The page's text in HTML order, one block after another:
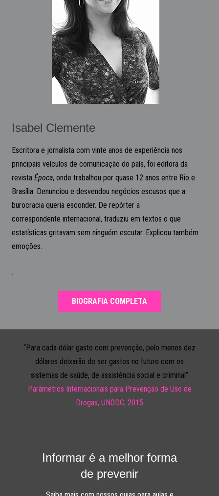
Isabel Clemente
Escritora e jornalista com vinte anos de experiência nos
principais veículos de comunicação do país, foi editora da
, onde trabalhou por quase 12 anos entre Rio e
burocracia queria esconder. De repórter a
correspondente internacional, traduziu em textos o que
estatísticas gritavam sem ninguém escutar. Explicou também
emoções.
.
BIOGRAFIA COMPLETA
sistemas de saúde, de assistência social e criminal”
Parâmetros Internacionais para Prevenção de Uso de
Informar é a melhor forma
de prevenir
ACESSE AQUI